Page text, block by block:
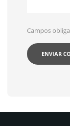
Campos